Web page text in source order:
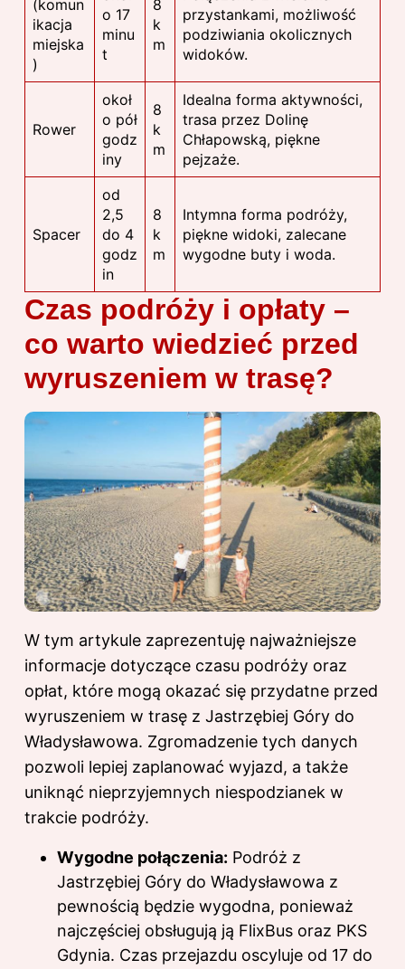
(komun
ikacja
miejska
)
o 17
minu
t
8
k
m
przystankami, możliwość
podziwiania okolicznych
widoków.
Rower
okoł
o pół
godz
iny
8
k
m
Idealna forma aktywności,
trasa przez Dolinę
Chłapowską, piękne
pejzaże.
Spacer
od
2,5
do 4
godz
in
8
k
m
Intymna forma podróży,
piękne widoki, zalecane
wygodne buty i woda.
Czas podróży i opłaty –
co warto wiedzieć przed
wyruszeniem w trasę?
W tym artykule zaprezentuję najważniejsze
informacje dotyczące czasu podróży oraz
opłat, które mogą okazać się przydatne przed
wyruszeniem w trasę z Jastrzębiej Góry do
Władysławowa. Zgromadzenie tych danych
pozwoli lepiej zaplanować wyjazd, a także
uniknąć nieprzyjemnych niespodzianek w
trakcie podróży.
Wygodne połączenia: Podróż z
Jastrzębiej Góry do Władysławowa z
pewnością będzie wygodna, ponieważ
najczęściej obsługują ją FlixBus oraz PKS
Gdynia. Czas przejazdu oscyluje od 17 do